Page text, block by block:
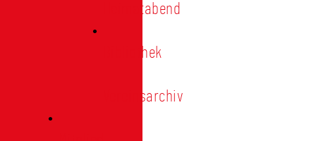
Heimatabend
Bibliothek
Vereinsarchiv